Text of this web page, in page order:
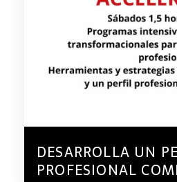
DESARROLLA UN
PROFESIONAL